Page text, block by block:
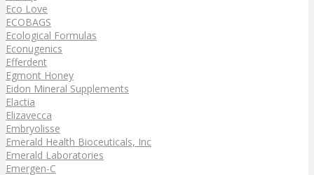
Eco Love
ECOBAGS
Ecological Formulas
Econugenics
Efferdent
Egmont Honey
Eidon Mineral Supplements
Elactia
Elizavecca
Embryolisse
Emerald Health Bioceuticals, Inc
Emerald Laboratories
Emergen-C